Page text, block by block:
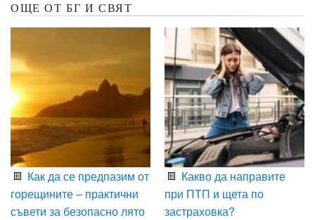
ОЩЕ ОТ БГ И СВЯТ
Как да се предпазим от
горещините – практични
съвети за безопасно лято
Какво да направите
при ПТП и щета по
застраховка?